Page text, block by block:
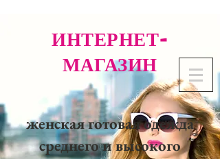
ИНТЕРНЕТ-
МАГАЗИН
женская готовая одежда
среднего и высокого